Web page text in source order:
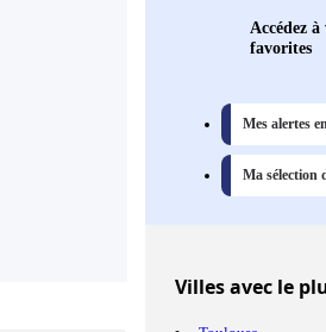
Accédez à
favorites
Mes alertes
Ma sélection
Villesavec le